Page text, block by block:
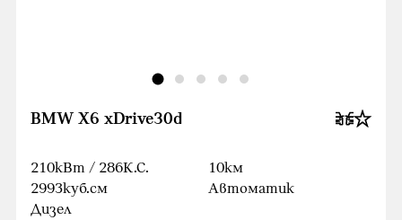
BMW X6 xDrive30d
210кВт / 286К.С.
2993куб.cм
Дизел
10км
Автоматик